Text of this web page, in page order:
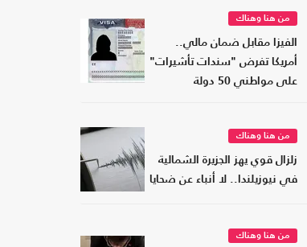
من هنا وهناك
الفيزا مقابل ضمان مالي..
أمريكا تفرض "سندات تأشيرات"
على مواطني 50 دولة
من هنا وهناك
زلزال قوي يهز الجزيرة الشمالية
في نيوزيلندا.. لا أنباء عن ضحايا
من هنا وهناك